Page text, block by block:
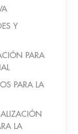
Y
PARA
PARA LA
LA